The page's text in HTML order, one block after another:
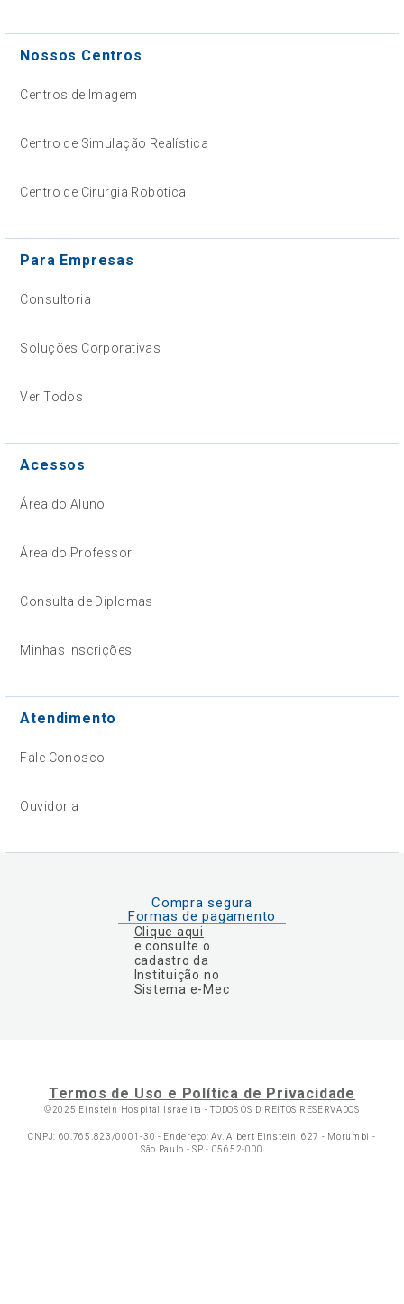
Nossos Centros
Centros de Imagem
Centro de Simulação Realística
Centro de Cirurgia Robótica
Para Empresas
Consultoria
Soluções Corporativas
Ver Todos
Acessos
Área do Aluno
Área do Professor
Consulta de Diplomas
Minhas Inscrições
Atendimento
Fale Conosco
Ouvidoria
Compra segura
Formas de pagamento
Clique aqui
e consulte o
cadastro da
Instituição no
Sistema e-Mec
Termos de Uso e Política de Privacidade
©2025 Einstein Hospital Israelita -TODOS OS DIREITOS RESERVADOS
CNPJ: 60.765.823/0001-30 - Endereço: Av. Albert Einstein, 627 - Morumbi -
São Paulo - SP - 05652-000